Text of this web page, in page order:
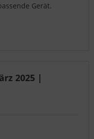
Gerät.
2025 |